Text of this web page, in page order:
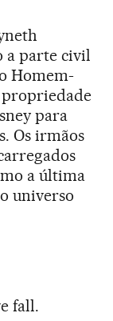
a parte civil
Homem-
propriedade
para
Os irmãos
a última
universo
fall.